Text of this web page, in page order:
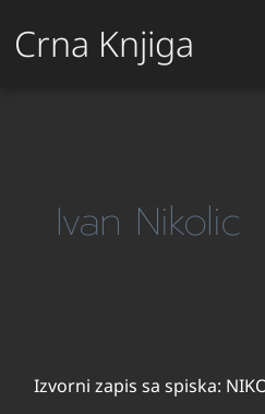
Crna Knjiga
Ivan Nikolic
Izvorni zapis sa spiska: